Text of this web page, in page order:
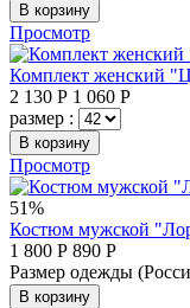
В корзину
Просмотр
Комплект женский
2 130 Р 1 060 Р
размер :
В корзину
Просмотр
51%
Костюм мужской
1 800 Р 890 Р
Размер одежды
В корзину